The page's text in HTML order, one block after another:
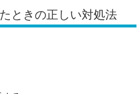
ときの正しい対処法